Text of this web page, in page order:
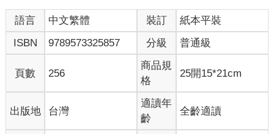
妳曾經愛過他嗎？這一件事，連妳自己也懷疑。
像妳這樣的人，一旦鬆口求援，一定是天塌下來到了某種自己也
不能承受的地步。
我也是這樣的人，我知道的。怕被拒絕，所以不易開口求援。除
非很清楚的明白，自己不會被拒絕。「陪我借酒澆愁唱唱歌
能者多勞，但能者的寂寞和辛酸誰知道？別人不知道自己苦，半
因自己也在逞強，不到最痛的時候不叫出聲。人都是物以類聚
的。我身邊的朋友，個個都好強。
語言 中文繁體 裝訂
紙本平裝
ISBN
9789573325857 分級 普通級
頁數 256
商品規
格
25開15*21cm
出版地 台灣
適讀年
齡
全齡適讀